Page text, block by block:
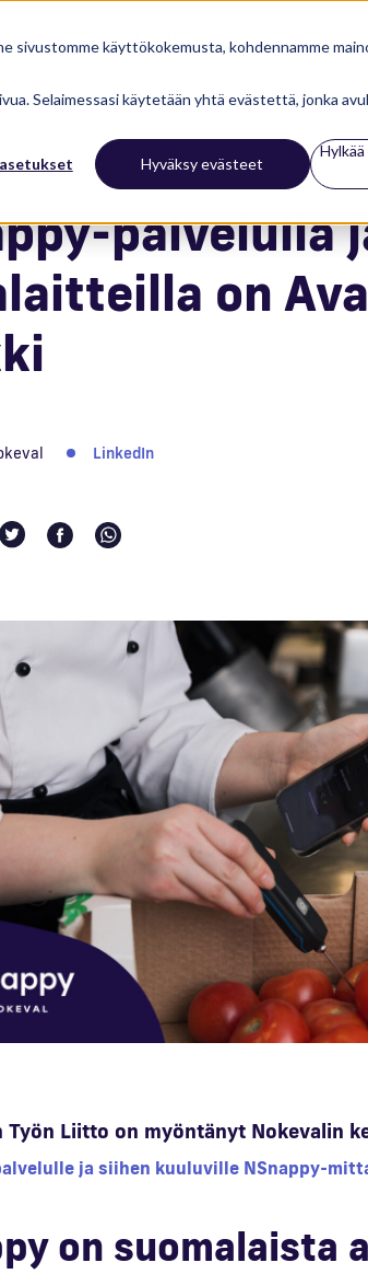
sivustomme käyttökokemusta, kohdennamme
Selaimessasi käytetään yhtä evästettä, jonka
Hyväksy evästeet
Referenssit Ajankohtaista
13.12.2022
palvelulla
on
LinkedIn
Työn Liitto on myöntänyt Nokevalin
ja siihen kuuluville NSnappy-
on suomalaista